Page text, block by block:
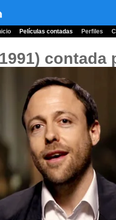
Películas contadas Perfiles
contada